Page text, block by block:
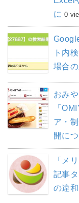
に 0
ト内
場合
おみ
「
ア・
開に
「メ
記事
の違